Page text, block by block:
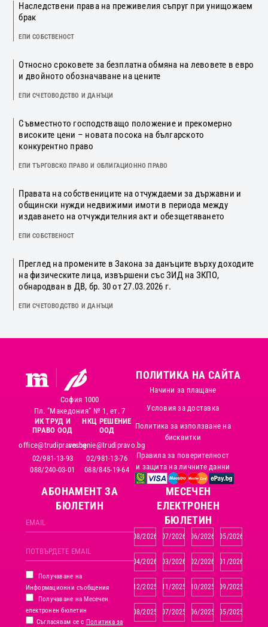
Наследствени права на преживелия съпруг при унищожаем
брак
ЕПИ СОБСТВЕНОСТ
Относно сроковете за безплатна обмяна на левовете в евро
и двойното обозначаване на цените
ЕПИ СЧЕТОВОДСТВО И ДАНЪЦИ
Съвместното господстващо положение и прекомерно
високите цени – новата посока на българското
конкурентно право
ЕПИ ТЪРГОВСКО ПРАВО И ОБЛИГАЦИОННО ПРАВО
Правата на собствениците на отчуждаеми за държавни и
общински нужди недвижими имоти в периода между
издаването на отчуждителния акт и обезщетяването
ЕПИ СОБСТВЕНОСТ
Преглед на промените в Закона за данъците върху доходите
на физическите лица, извършени със ЗИД на ЗКПО,
обнародван в ДВ, бр. 30 от 27.03.2026 г.
ЕПИ СЧЕТОВОДСТВО И ДАНЪЦИ
София 1000
Пл. "Македония" № 1, ет. 7
ИК ТРУД И
ПРАВО ООД
office@trudipravo.bg
02/981-13-93
088/240-03-01
НКЦ РЕШЕНИЕ
ООД
reshenie@trudipravo.bg
02/981-13-76
088/845-19-64
ПОЛИТИКА НА САЙТА
Начини за плащане
Условия за доставка
Политика за използване на
бисквитки
Правила за поверителност
и защита на личните данни
АБОНАМЕНТ ЗА
БЮЛЕТИН
Получаване на
Информационни съобщения
Получаване на Месечен
електронен бюлетин
Съгласявам се с Политика за
MЕСЕЧЕН
ЕЛЕКТРОНЕН
БЮЛЕТИН
08/2026 07/2026 06/2026 05/2026
04/2026 03/2026 02/2026 01/2026
12/2025 11/2025 10/2025 09/2025
08/2025 07/2025 06/2025 05/2025